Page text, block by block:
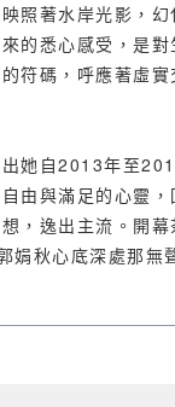
照著水岸光影，
的悉心感受，是
符碼，呼應著虛
她自2013年至
由與滿足的心靈
，逸出主流。開
娟秋心底深處那無